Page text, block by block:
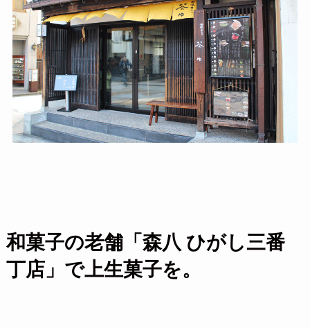
和菓子の老舗「森八 ひがし三番
丁店」で上生菓子を。